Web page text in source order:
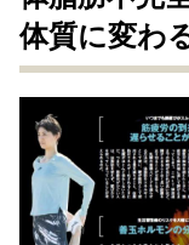
体質に変わ